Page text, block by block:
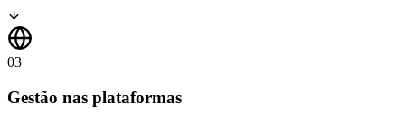
03
Gestão nas plataformas